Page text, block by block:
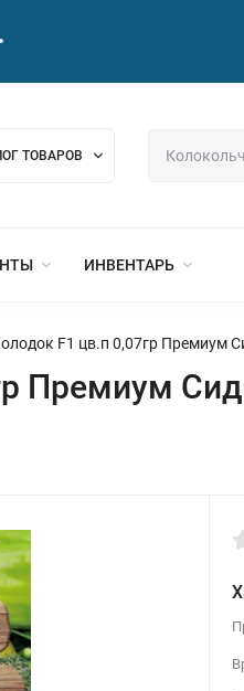
ТОВАРОВ
ИНВЕНТАРЬ
F1 цв.п 0,07гр Премиум
Премиум